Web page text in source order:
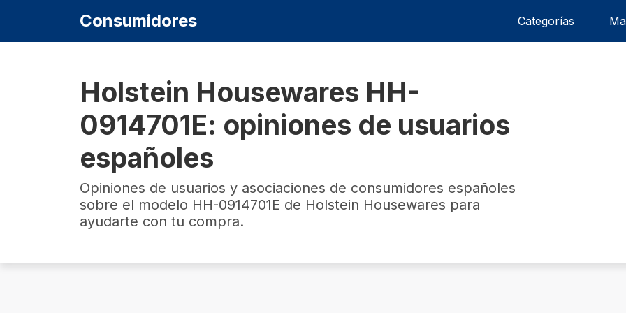
Consumidores Categorías
Holstein Housewares ‎HH-
0914701E: opiniones de usuarios
españoles
Opiniones de usuarios y asociaciones de consumidores españoles
sobre el modelo ‎HH-0914701E de Holstein Housewares para
ayudarte con tu compra.